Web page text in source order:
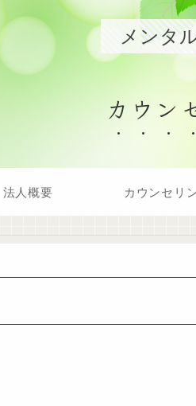
メンタ
カウン
法人概要 カウンセリ